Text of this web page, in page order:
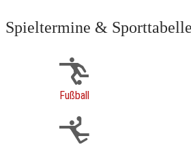
Spieltermine &
Fußball